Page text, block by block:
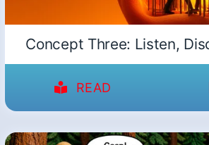
Concept Three: Listen,
READ